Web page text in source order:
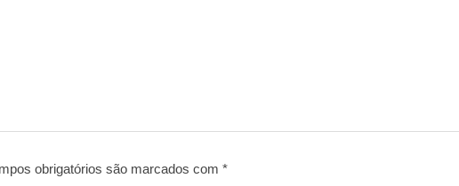
obrigatórios são marcados com *